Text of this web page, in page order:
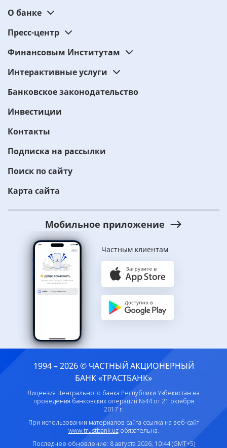
О банке
Пресс-центр
Финансовым Институтам
Интерактивные услуги
Банковское законодательство
Инвестиции
Контакты
Подписка на рассылки
Поиск по сайту
Карта сайта
Мобильное приложение
Частным клиентам
1994 – 2026 © ЧАСТНЫЙ АКЦИОНЕРНЫЙ
БАНК «ТРАСТБАНК»
Лицензия Центрального банка Республики Узбекистан на
проведения банковских операций №44 от 21 октября
2017 г.
При использовании материалов сайта ссылка на веб-сайт
www.trustbank.uzобязательна.
Последнее обновление: 8 августа 2026, 10:44 (GMT+5)